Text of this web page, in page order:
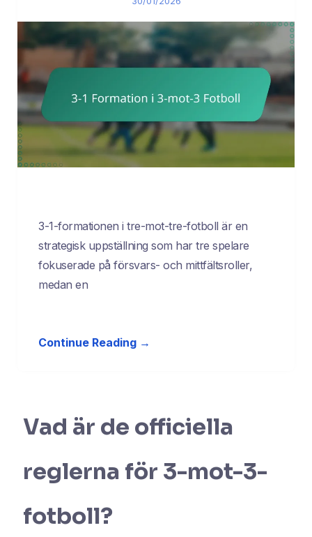
3-1-formationen i tre-mot-tre-fotboll är en
strategisk uppställning som har tre spelare
fokuserade på försvars- och mittfältsroller,
medan en
Continue Reading →
Vad är de officiella
reglerna för 3-mot-3-
fotboll?